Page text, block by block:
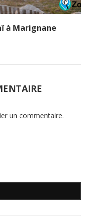
à Marignane
un commentaire.